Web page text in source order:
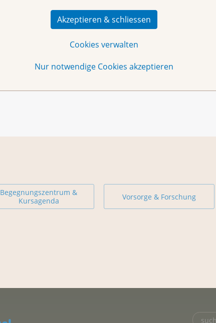
Akzeptieren & schliessen
Cookies verwalten
Nur notwendige Cookies akzeptieren
Begegnungszentrum &
Kursagenda
Vorsorge & Forschung